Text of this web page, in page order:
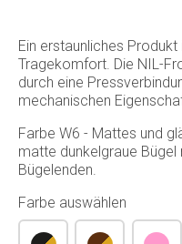
Ein erstaunliches
Tragekomfort. Die NIL-
durch eine
mechanischen
Farbe W6 - Mattes und
matte dunkelgraue
Bügelenden.
Farbe auswählen